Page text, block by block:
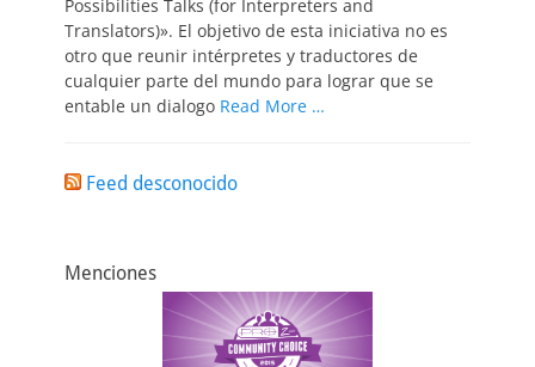
Possibilities Talks (for Interpreters and
Translators)». El objetivo de esta iniciativa no es
otro que reunir intérpretes y traductores de
cualquier parte del mundo para lograr que se
entable un dialogo Read More …
Feed desconocido
Menciones